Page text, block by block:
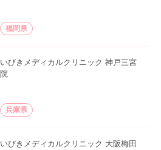
福岡県
いびきメディカルクリニック 神戸三宮
院
兵庫県
いびきメディカルクリニック 大阪梅田